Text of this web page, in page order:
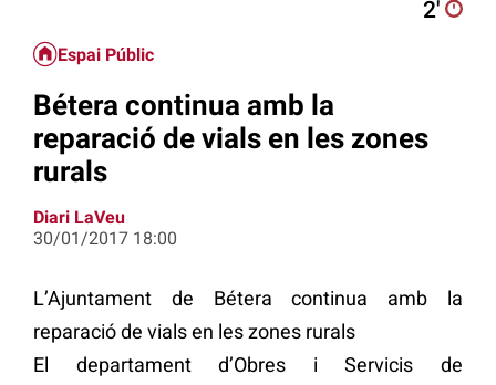
2′
Espai Públic
Bétera continua amb la
reparació de vials en les zones
rurals
Diari LaVeu
30/01/2017 18:00
L’Ajuntament de Bétera continua amb la
reparació de vials en les zones rurals
El departament d’Obres i Servicis de